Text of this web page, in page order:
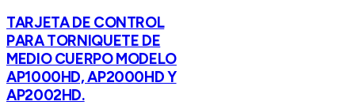
TARJETA DE CONTROL
PARA TORNIQUETE DE
MEDIO CUERPO MODELO
AP1000HD, AP2000HD Y
AP2002HD.